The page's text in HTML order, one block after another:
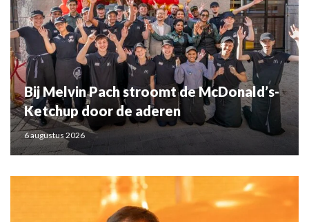
Bij Melvin Pach stroomt de McDonald’s-
Ketchup door de aderen
6 augustus 2026